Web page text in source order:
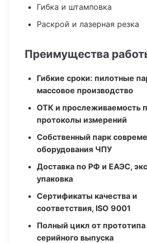
Гибка и штамповка
Раскрой и лазерная резка
Преимущества
Гибкие сроки: пилотные
массовое производство
ОТК и прослеживаемость
протоколы измерений
Собственный парк
оборудования ЧПУ
Доставка по РФ и ЕАЭС,
упаковка
Сертификаты качества и
соответствия, ISO 9001
Полный цикл от
серийного выпуска